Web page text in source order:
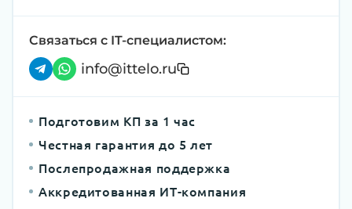
Связаться с IT-специалистом:
info@ittelo.ru
Подготовим КП за 1 час
Честная гарантия до 5 лет
Послепродажная поддержка
Аккредитованная ИТ-компания